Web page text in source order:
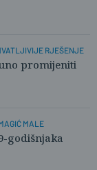
RJEŠENJE
promijeniti
MALE
godišnjaka